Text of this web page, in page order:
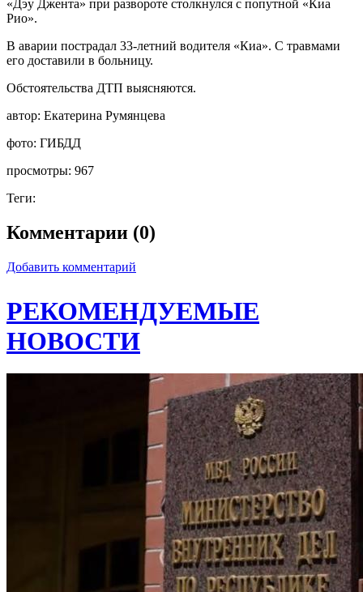
«Дэу Джента» при развороте столкнулся с попутной «Киа
Рио».
В аварии пострадал 33-летний водителя «Киа». С травмами
его доставили в больницу.
Обстоятельства ДТП выясняются.
автор: Екатерина Румянцева
фото: ГИБДД
просмотры: 967
Теги:
Комментарии (0)
Добавить комментарий
РЕКОМЕНДУЕМЫЕ
НОВОСТИ